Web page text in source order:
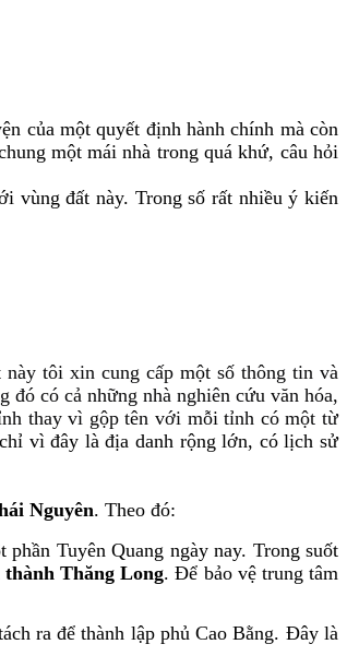
của một quyết định hành chính mà còn
một mái nhà trong quá khứ, câu hỏi
vùng đất này. Trong số rất nhiều ý kiến
tôi xin cung cấp một số thông tin và
có cả những nhà nghiên cứu văn hóa,
thay vì gộp tên với mỗi tỉnh có một từ
vì đây là địa danh rộng lớn, có lịch sử
Nguyên. Theo đó:
Tuyên Quang ngày nay. Trong suốt
Thăng Long. Để bảo vệ trung tâm
ra để thành lập phủ Cao Bằng. Đây là